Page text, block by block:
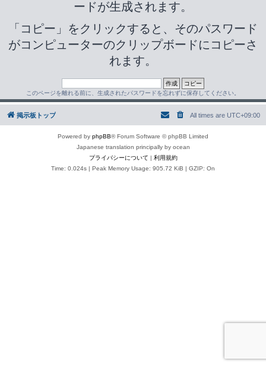
ードが生成されます。
「コピー」をクリックすると、そのパスワード
がコンピューターのクリップボードにコピーさ
れます。
このページを離れる前に、生成されたパスワードを忘れずに保存してください。
掲示板トップ All times are UTC+09:00
Powered by phpBB® Forum Software © phpBB Limited
Japanese translation principally by ocean
プライバシーについて | 利用規約
Time: 0.024s | Peak Memory Usage: 905.72 KiB | GZIP: On